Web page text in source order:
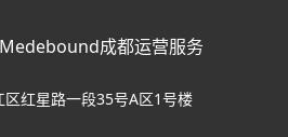
成都运营服务
区红星路一段35号A区1号楼